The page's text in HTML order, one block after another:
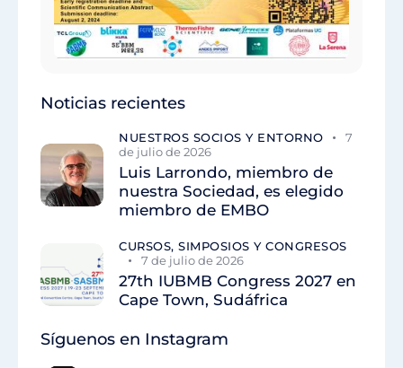
Noticias recientes
NUESTROS SOCIOS Y ENTORNO
7
de julio de 2026
Luis Larrondo, miembro de
nuestra Sociedad, es elegido
miembro de EMBO
CURSOS, SIMPOSIOS Y CONGRESOS
7 de julio de 2026
27th IUBMB Congress 2027 en
Cape Town, Sudáfrica
Síguenos en Instagram